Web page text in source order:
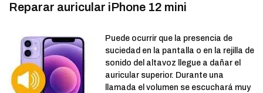
Reparar auricular iPhone 12 mini
Puede ocurrir que la presencia de
suciedad en la pantalla o en la rejilla de
sonido del altavoz llegue a dañar el
auricular superior. Durante una
llamada el volumen se escuchará muy